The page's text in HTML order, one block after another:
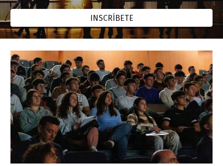
INSCRÍBETE